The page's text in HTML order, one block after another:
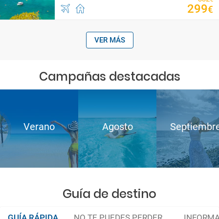
299€
VER MÁS
Campañas destacadas
Verano Agosto
Guía de destino